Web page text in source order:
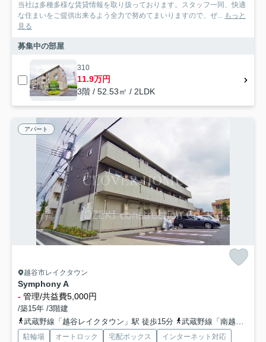
当社は多種多様な賃貸情報を取り扱っております。スタッフ一同、快適
な住まいをご提供出来るよう全力で努めてまいりますので、ぜ... もっと
見る
募集中の部屋
310
11.9万円
3階 / 52.53㎡ / 2LDK
アパート
越谷市レイクタウン
Symphony A
- 管理/共益費5,000円
/築15年 /3階建
武蔵野線「越谷レイクタウン」駅 徒歩15分
武蔵野線「南越谷」駅 徒歩40分車10分 3.1km
駐輪場 オートロック 宅配ボックス
インターネット対応